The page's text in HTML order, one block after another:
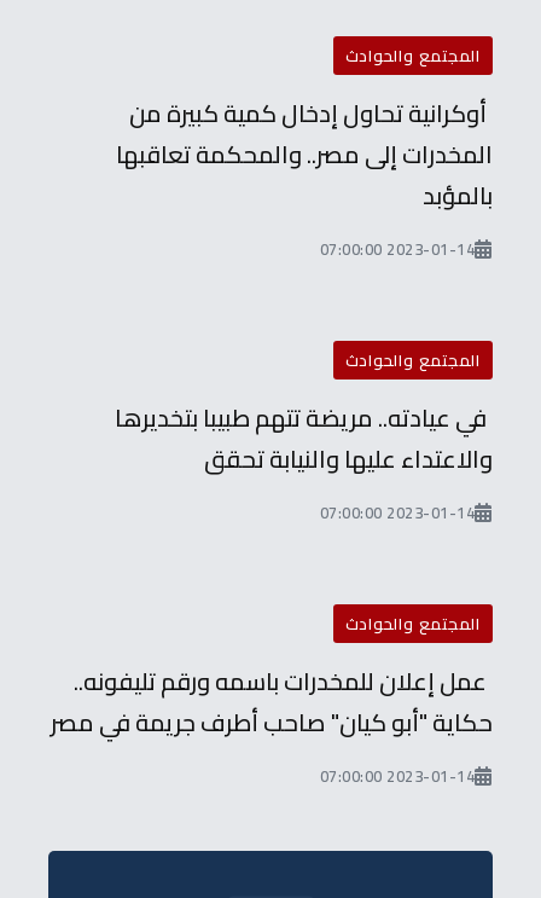
المجتمع والحوادث
أوكرانية تحاول إدخال كمية كبيرة من
المخدرات إلى مصر.. والمحكمة تعاقبها
بالمؤبد
2023-01-14 07:00:00
المجتمع والحوادث
في عيادته.. مريضة تتهم طبيبا بتخديرها
والاعتداء عليها والنيابة تحقق
2023-01-14 07:00:00
المجتمع والحوادث
عمل إعلان للمخدرات باسمه ورقم تليفونه..
حكاية "أبو كيان" صاحب أطرف جريمة في مصر
2023-01-14 07:00:00